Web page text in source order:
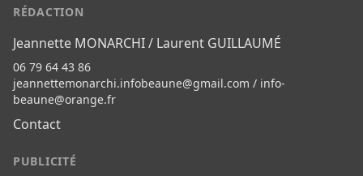
RÉDACTION
Jeannette MONARCHI / Laurent GUILLAUMÉ
06 79 64 43 86
jeannettemonarchi.infobeaune@gmail.com / info-
beaune@orange.fr
Contact
PUBLICITÉ